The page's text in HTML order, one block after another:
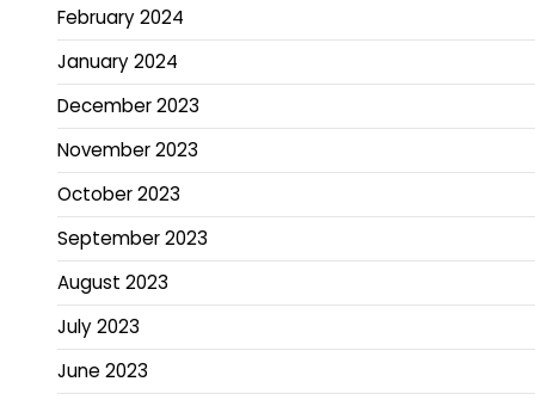
February 2024
January 2024
December 2023
November 2023
October 2023
September 2023
August 2023
July 2023
June 2023